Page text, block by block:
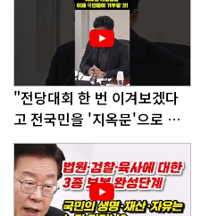
"전당대회 한 번 이겨보겠다
고 전국민을 '지옥문'으로 밀
어!"